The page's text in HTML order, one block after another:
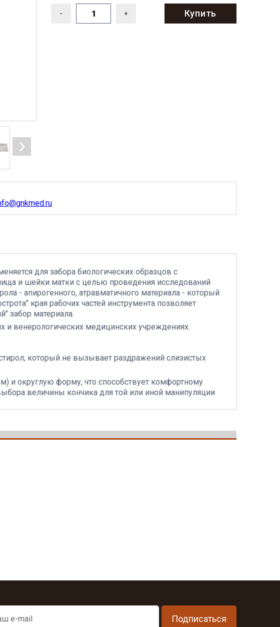
- + Купить
для забора биологических образцов с
и шейки матки с целью проведения исследований
- апирогенного, атравматичного материала - который
края рабочих частей инструмента позволяет
забор материала.
и венерологических медицинских учреждениях.
который не вызывает раздражений слизистых
и округлую форму, что способствует комфортному
величины кончика для той или иной манипуляции
Подписаться